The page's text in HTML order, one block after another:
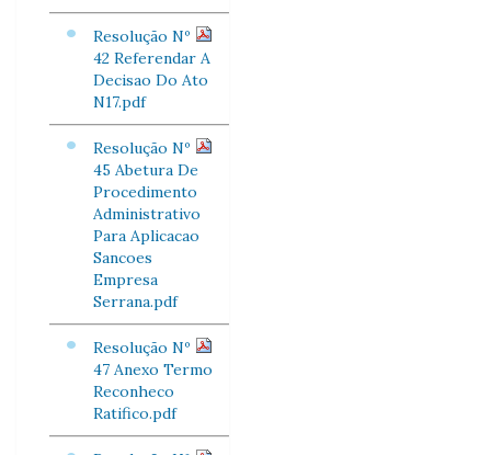
Resolução Nº
42 Referendar A
Decisao Do Ato
N17.pdf
Resolução Nº
45 Abetura De
Procedimento
Administrativo
Para Aplicacao
Sancoes
Empresa
Serrana.pdf
Resolução Nº
47 Anexo Termo
Reconheco
Ratifico.pdf